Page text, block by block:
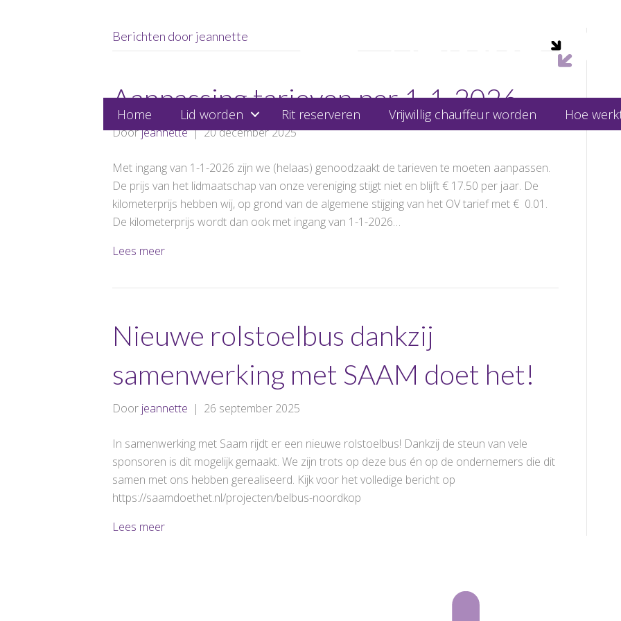
Home Lid worden Rit reserveren Vrijwillig chauffeur worden Hoe
Berichten door jeannette
Aanpassing tarieven per 1-1-2026
Doorjeannette|20 december 2025
Met ingang van 1-1-2026 zijn we (helaas) genoodzaakt de tarieven te moeten aanpassen.
De prijs van het lidmaatschap van onze vereniging stijgt niet en blijft € 17.50 per jaar. De
kilometerprijs hebben wij, op grond van de algemene stijging van het OV tarief met € 0.01.
De kilometerprijs wordt dan ook met ingang van 1-1-2026…
Lees meer
Nieuwe rolstoelbus dankzij
samenwerking met SAAM doet het!
Door jeannette | 26 september 2025
In samenwerking met Saam rijdt er een nieuwe rolstoelbus! Dankzij de steun van vele
sponsoren is dit mogelijk gemaakt. We zijn trots op deze bus én op de ondernemers die dit
samen met ons hebben gerealiseerd. Kijk voor het volledige bericht op
https://saamdoethet.nl/projecten/belbus-noordkop
Lees meer